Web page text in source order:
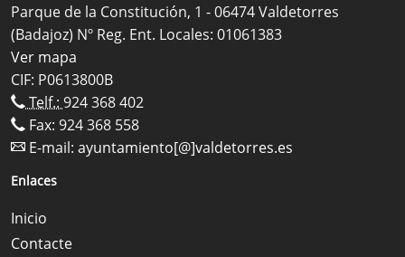
Parque de la Constitución, 1 - 06474 Valdetorres
(Badajoz) Nº Reg. Ent. Locales: 01061383
Ver mapa
CIF: P0613800B
Telf.: 924 368 402
Fax: 924 368 558
E-mail: ayuntamiento[@]valdetorres.es
Enlaces
Inicio
Contacte